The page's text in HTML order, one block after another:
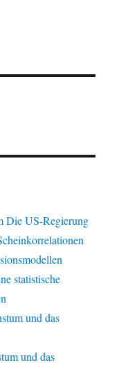
Die US-Regierung
statistische
und das
und das